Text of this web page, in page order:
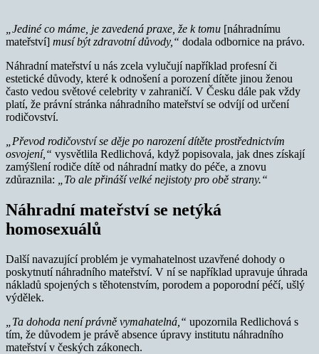
„Jediné co máme, je zavedená praxe, že k tomu [náhradnímu
mateřství] musí být zdravotní důvody,“ dodala odbornice na právo.
Náhradní mateřství u nás zcela vylučují například profesní či
estetické důvody, které k odnošení a porození dítěte jinou ženou
často vedou světové celebrity v zahraničí. V Česku dále pak vždy
platí, že právní stránka náhradního mateřství se odvíjí od určení
rodičovství.
„Převod rodičovství se děje po narození dítěte prostřednictvím
osvojení,“ vysvětlila Redlichová, když popisovala, jak dnes získají
zamýšlení rodiče dítě od náhradní matky do péče, a znovu
zdůraznila:
„To ale přináší velké nejistoty pro obě strany.“
Náhradní mateřství se netýká
homosexuálů
Další navazující problém je vymahatelnost uzavřené dohody o
poskytnutí náhradního mateřství. V ní se například upravuje úhrada
nákladů spojených s těhotenstvím, porodem a poporodní péčí, ušlý
výdělek.
„Ta dohoda není právně vymahatelná,“ upozornila Redlichová s
tím, že důvodem je právě absence úpravy institutu náhradního
mateřství v českých zákonech.